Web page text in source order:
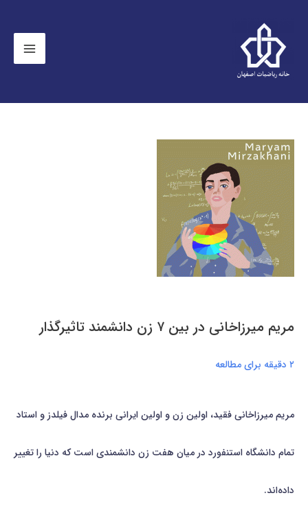
مریم میرزاخانی در بین ۷ زن دانشمند تاثیرگذار
۲ دقیقه برای مطالعه
مریم میرزاخانی فقید، اولین زن و اولین ایرانی برنده مدال فیلدز و استاد
تمام دانشگاه استنفورد در میان هفت زن دانشمندی است که دنیا را تغییر
داده‌اند.